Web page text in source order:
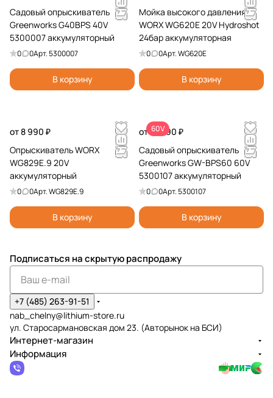
Садовый опрыскиватель
Greenworks G40BPS 40V
5300007 аккумуляторный
0 0Арт.5300007
В корзину
Мойка высокого давления
WORX WG620E 20V Hydroshot
24бар аккумуляторная
0 0Арт.WG620E
В корзину
от 8 990 ₽
Опрыскиватель WORX
WG829E.9 20V
аккумуляторный
0 0Арт.WG829E.9
В корзину
60V
от 14 990 ₽
Садовый опрыскиватель
Greenworks GW-BPS60 60V
5300107 аккумуляторный
0 0Арт.5300107
В корзину
Подписаться на скрытую распродажу
+7 (485) 263-91-51
nab_chelny@lithium-store.ru
ул. Старосармановская дом 23. (Авторынок на БСИ)
Интернет-магазин
Информация